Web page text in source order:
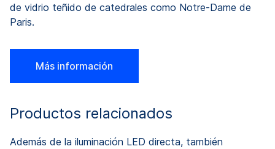
de vidrio teñido de catedrales como Notre-Dame de
Paris.
Más información
Productos relacionados
Además de la iluminación LED directa, también